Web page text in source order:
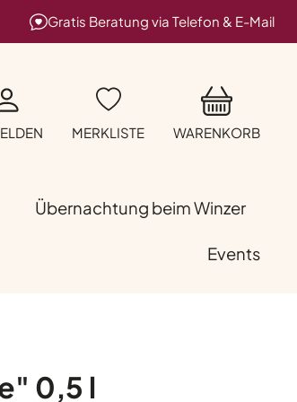
Gratis Beratung via Telefon & E-Mail
MERKLISTE WARENKORB
Übernachtung beim Winzer
Events
0,5 l